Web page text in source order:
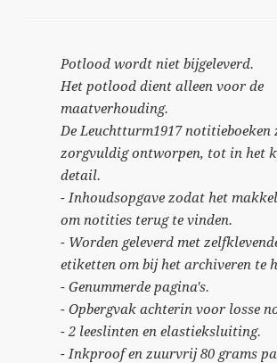
Potlood wordt niet bijgeleverd.
Het potlood dient alleen voor de
maatverhouding.
De Leuchtturm1917 notitieboeken
zorgvuldig ontworpen, tot in het
detail.
- Inhoudsopgave zodat het
om notities terug te vinden.
- Worden geleverd met
etiketten om bij het archiveren te
- Genummerde pagina's.
- Opbergvak achterin voor losse
- 2 leeslinten en elastieksluiting.
- Inkproof en zuurvrij 80 grams